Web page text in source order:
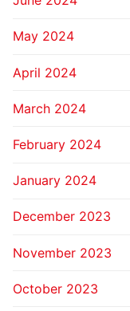
May 2024
April 2024
March 2024
February 2024
January 2024
December 2023
November 2023
October 2023